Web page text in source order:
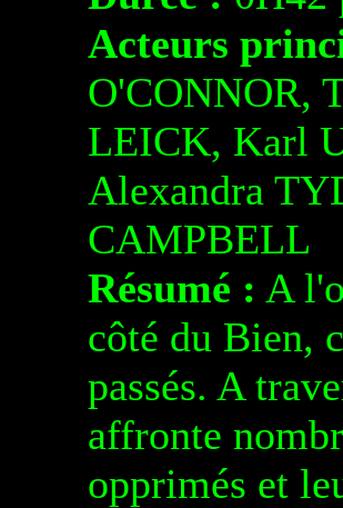
Acteurs
O'CONNOR,
LEICK, Karl
Alexandra
CAMPBELL
Résumé : A
côté du Bien,
passés. A
affronte
opprimés et